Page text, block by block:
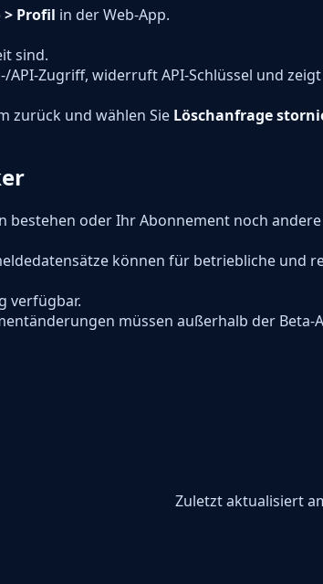
Profil in der Web-App.
sind.
Zugriff, widerruft API-Schlüssel und
zurück und wählen Sie Löschanfrage
bestehen oder Ihr Abonnement noch
können für betriebliche und
verfügbar.
müssen außerhalb der Beta-
Zuletzt aktualisiert